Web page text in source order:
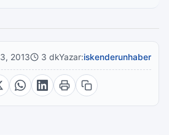
2013 3 dkYazar:iskenderunhaber